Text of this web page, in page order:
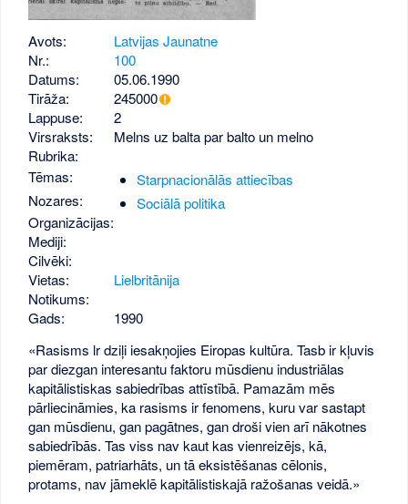
Avots:
Latvijas Jaunatne
Nr.:
100
Datums:
05.06.1990
Tirāža:
245000
Lappuse:
2
Virsraksts:
Melns uz balta par balto un melno
Rubrika:
Tēmas:
Starpnacionālās attiecības
Nozares:
Sociālā politika
Organizācijas:
Mediji:
Cilvēki:
Vietas:
Lielbritānija
Notikums:
Gads:
1990
«Rasisms lr dziļi iesakņojies Eiropas kultūra. Tasb ir kļuvis
par diezgan interesantu faktoru mūsdienu industriālas
kapitālistiskas sabiedrības attīstībā. Pamazām mēs
pārliecināmies, ka rasisms ir fenomens, kuru var sastapt
gan mūsdienu, gan pagātnes, gan droši vien arī nākotnes
sabiedrībās. Tas viss nav kaut kas vienreizējs, kā,
piemēram, patriarhāts, un tā eksistēšanas cēlonis,
protams, nav jāmeklē kapitālistiskajā ražošanas veidā.»